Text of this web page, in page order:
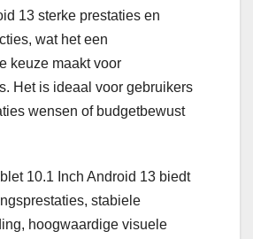
13 sterke prestaties en
wat het een
keuze maakt voor
Het is ideaal voor gebruikers
wensen of budgetbewust
10.1 Inch Android 13 biedt
stabiele
hoogwaardige visuele